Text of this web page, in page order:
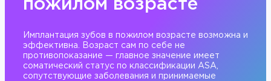
пожилом возрасте
Имплантация зубов в пожилом возрасте возможна и
эффективна. Возраст сам по себе не
противопоказание — главное значение имеет
соматический статус по классификации ASA,
сопутствующие заболевания и принимаемые